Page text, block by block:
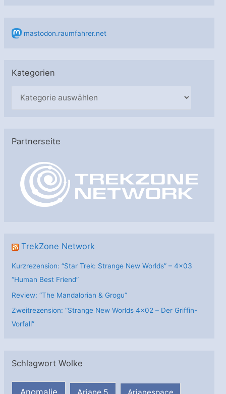
mastodon.raumfahrer.net
Kategorien
g
Partnerseite
TrekZone Network
Kurzrezension: “Star Trek: Strange New Worlds” – 4×03
“Human Best Friend”
Review: “The Mandalorian & Grogu”
Zweitrezension: “Strange New Worlds 4×02 – Der Griffin-
Vorfall”
Schlagwort Wolke